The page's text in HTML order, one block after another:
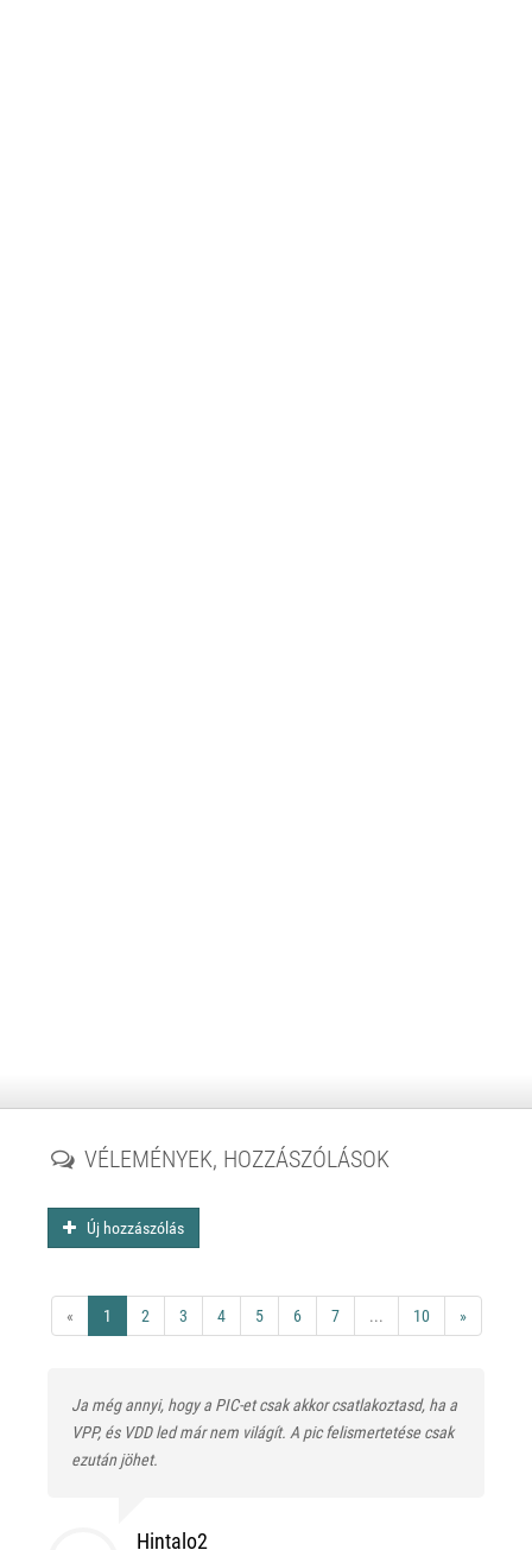
VÉLEMÉNYEK, HOZZÁSZÓLÁSOK
Új hozzászólás
« 1 2 3 4 5 6 7 ... 10 »
Ja még annyi, hogy a PIC-et csak akkor csatlakoztasd, ha a
VPP, és VDD led már nem világít. A pic felismertetése csak
ezután jöhet.
Hintalo2